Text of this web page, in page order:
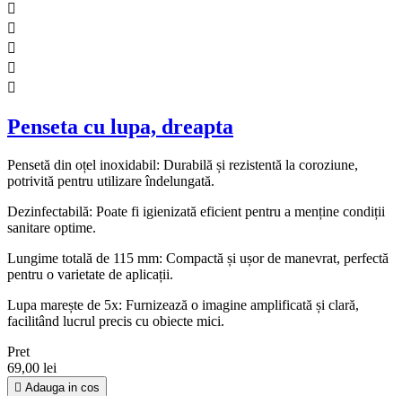





Penseta cu lupa, dreapta
Pensetă din oțel inoxidabil: Durabilă și rezistentă la coroziune,
potrivită pentru utilizare îndelungată.
Dezinfectabilă: Poate fi igienizată eficient pentru a menține condiții
sanitare optime.
Lungime totală de 115 mm: Compactă și ușor de manevrat, perfectă
pentru o varietate de aplicații.
Lupa marește de 5x: Furnizează o imagine amplificată și clară,
facilitând lucrul precis cu obiecte mici.
Pret
69,00 lei
 Adauga in cos